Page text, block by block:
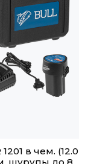
в чем. (12.0